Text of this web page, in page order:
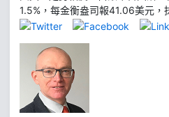
1.5%，每金衡盎司報41.06美元，